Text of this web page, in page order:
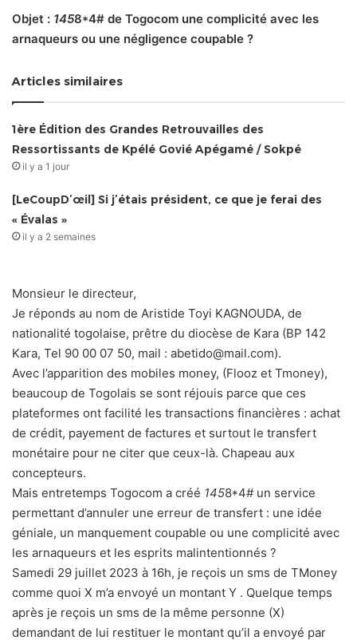
Objet : 1458*4# de Togocom une complicité avec les
arnaqueurs ou une négligence coupable ?
Articles similaires
1ère Édition des Grandes Retrouvailles des
Ressortissants de Kpélé Govié Apégamé / Sokpé
il y a 1 jour
[LeCoupD’œil] Si j’étais président, ce que je ferai des
« Évalas »
il y a 2 semaines
Monsieur le directeur,
Je réponds au nom de Aristide Toyi KAGNOUDA, de
nationalité togolaise, prêtre du diocèse de Kara (BP 142
Kara, Tel 90 00 07 50, mail : abetido@mail.com).
Avec l’apparition des mobiles money, (Flooz et Tmoney),
beaucoup de Togolais se sont réjouis parce que ces
plateformes ont facilité les transactions financières : achat
de crédit, payement de factures et surtout le transfert
monétaire pour ne citer que ceux-là. Chapeau aux
concepteurs.
Mais entretemps Togocom a créé 1458*4# un service
permettant d’annuler une erreur de transfert : une idée
géniale, un manquement coupable ou une complicité avec
les arnaqueurs et les esprits malintentionnés ?
Samedi 29 juillet 2023 à 16h, je reçois un sms de TMoney
comme quoi X m’a envoyé un montant Y . Quelque temps
après je reçois un sms de la même personne (X)
demandant de lui restituer le montant qu’il a envoyé par